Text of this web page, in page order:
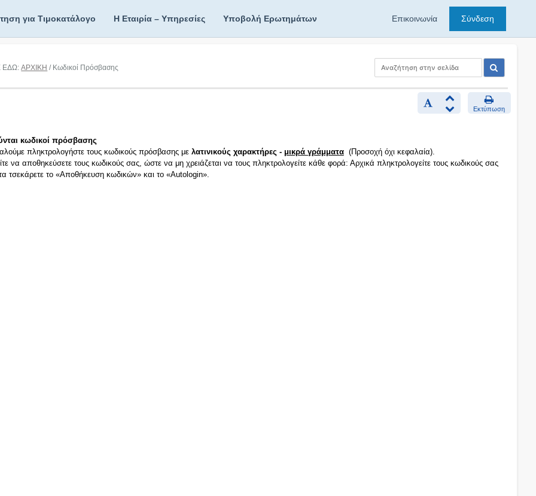
για Τιμοκατάλογο Η Εταιρία – Υπηρεσίες Υποβολή Ερωτημάτων Επικοινωνία Σύνδεση
ΕΔΩ:ΑΡΧΙΚΗ / Κωδικοί Πρόσβασης
Εκτύπωση
κωδικοί πρόσβασης
πληκτρολογήστε τους κωδικούς πρόσβασης με λατινικούς χαρακτήρες - μικρά γράμματα(Προσοχή όχι κεφαλαία).
να αποθηκεύσετε τους κωδικούς σας, ώστε να μη χρειάζεται να τους πληκτρολογείτε κάθε φορά: Αρχικά πληκτρολογείτε τους κωδικούς σας
τσεκάρετε το «Αποθήκευση κωδικών» και το «Autologin».